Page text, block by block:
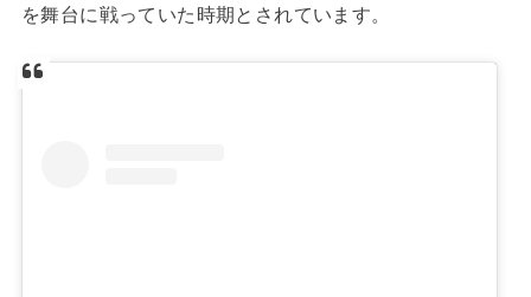
を舞台に戦っていた時期とされています。